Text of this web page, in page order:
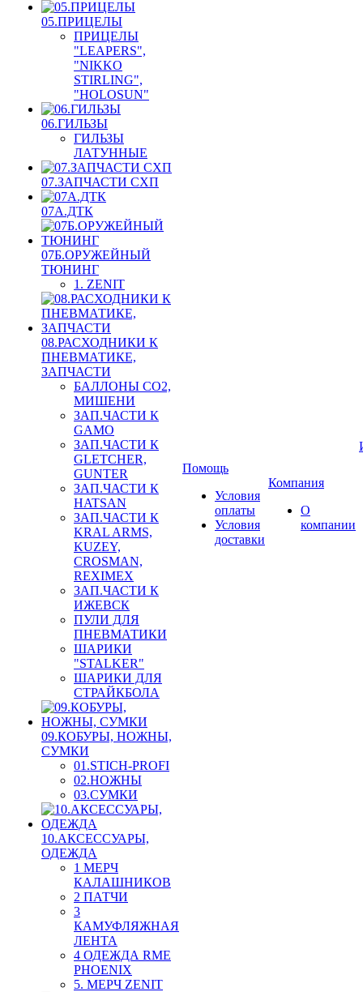
05.ПРИЦЕЛЫ
ПРИЦЕЛЫ
"LEAPERS",
"NIKKO
STIRLING",
"HOLOSUN"
06.ГИЛЬЗЫ
ГИЛЬЗЫ
ЛАТУННЫЕ
07.ЗАПЧАСТИ СХП
07А.ДТК
07Б.ОРУЖЕЙНЫЙ
ТЮНИНГ
1. ZENIT
08.РАСХОДНИКИ К
ПНЕВМАТИКЕ,
ЗАПЧАСТИ
БАЛЛОНЫ CO2,
МИШЕНИ
ЗАП.ЧАСТИ К
GAMO
ЗАП.ЧАСТИ К
GLETCHER,
GUNTER
ЗАП.ЧАСТИ К
HATSAN
ЗАП.ЧАСТИ К
KRAL ARMS,
KUZEY,
CROSMAN,
REXIMEX
ЗАП.ЧАСТИ К
ИЖЕВСК
ПУЛИ ДЛЯ
ПНЕВМАТИКИ
ШАРИКИ
"STALKER"
ШАРИКИ ДЛЯ
СТРАЙКБОЛА
09.КОБУРЫ, НОЖНЫ,
СУМКИ
01.STICH-PROFI
02.НОЖНЫ
03.СУМКИ
10.АКСЕССУАРЫ,
ОДЕЖДА
1 МЕРЧ
КАЛАШНИКОВ
2 ПАТЧИ
3
КАМУФЛЯЖНАЯ
ЛЕНТА
4 ОДЕЖДА RME
PHOENIX
5. МЕРЧ ZENIT
Помощь
Условия
оплаты
Условия
доставки
Компания
О
компании